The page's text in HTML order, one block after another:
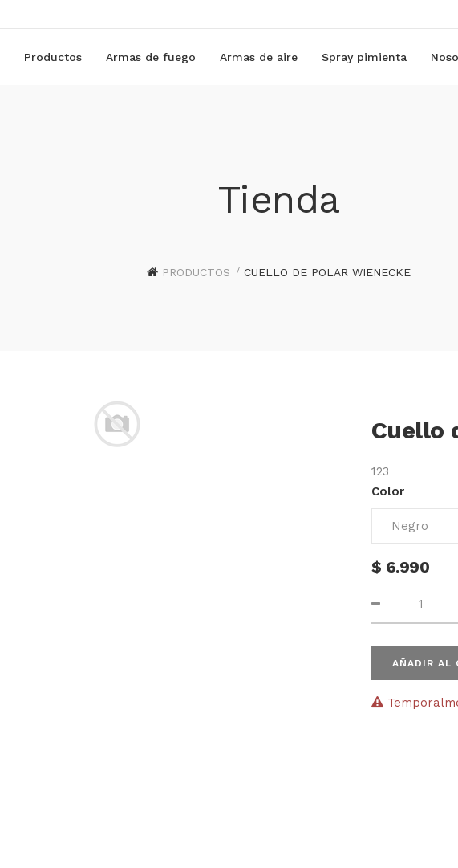
Productos Armas de fuego Armas de aire Spray pimienta
Tienda
PRODUCTOS CUELLO DE POLAR WIENECKE
Cuello
123
Color
$ 6.990
AÑADIR AL